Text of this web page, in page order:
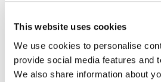
This website uses cookies
We use cookies to personalise
provide social media features and
We also share information about
Fermin
Noordplein 57, Rotterdam
Diner